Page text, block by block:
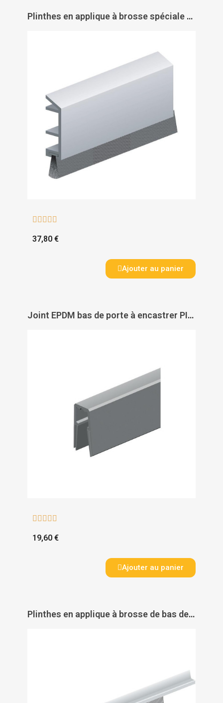
Plinthes en applique à brosse spéciale baie coulissantes type PDS – B - ELLEN
    
37,80 €
Ajouter au panier
Joint EPDM bas de porte à encastrer PIDS 26 - longueur 1130 mm - PAS DE MARQUE
    
19,60 €
Ajouter au panier
Plinthes en applique à brosse de bas de porte type IBS 31/39/50/60 - ELLEN